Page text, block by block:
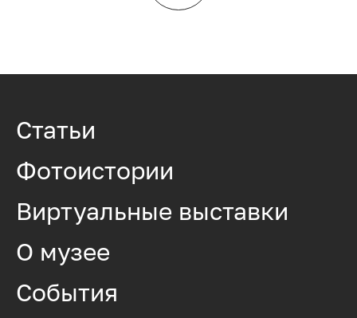
Статьи
Фотоистории
Виртуальные выставки
О музее
События